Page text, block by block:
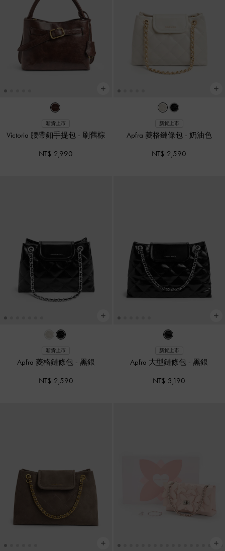
新貨上市
Victoria 腰帶釦手提包 - 刷舊棕
NT$ 2,990
新貨上市
Apfra 菱格鏈條包 - 奶油色
NT$ 2,590
新貨上市
Apfra 菱格鏈條包 - 黑銀
NT$ 2,590
新貨上市
Apfra 大型鏈條包 -黑銀
NT$ 3,190